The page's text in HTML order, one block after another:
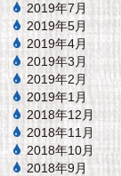
2019年7月
2019年5月
2019年4月
2019年3月
2019年2月
2019年1月
2018年12月
2018年11月
2018年10月
2018年9月